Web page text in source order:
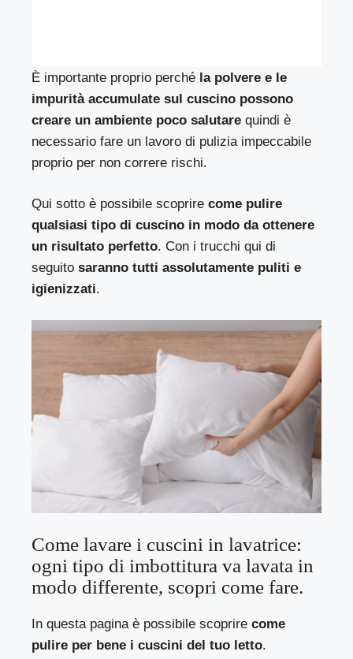
È importante proprio perché la polvere e le
impurità accumulate sul cuscino possono
creare un ambiente poco salutare quindi è
necessario fare un lavoro di pulizia impeccabile
proprio per non correre rischi.
Qui sotto è possibile scoprirecome pulire
qualsiasi tipo di cuscino in modo da ottenere
un risultato perfetto. Con i trucchi qui di
seguito saranno tutti assolutamente puliti e
igienizzati.
Come lavare i cuscini in lavatrice:
ogni tipo di imbottitura va lavata in
modo differente, scopri come fare.
In questa pagina è possibile scoprirecome
pulire per bene i cuscini del tuo letto.